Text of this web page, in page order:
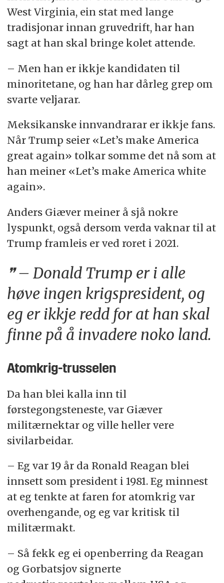
West Virginia, ein stat med lange
tradisjonar innan gruvedrift, har han
sagt at han skal bringe kolet attende.
– Men han er ikkje kandidaten til
minoritetane, og han har dårleg grep om
svarte veljarar.
Meksikanske innvandrarar er ikkje fans.
Når Trump seier «Let’s make America
great again» tolkar somme det nå som at
han meiner «Let’s make America white
again».
Anders Giæver meiner å sjå nokre
lyspunkt, også dersom verda vaknar til at
Trump framleis er ved roret i 2021.
– Donald Trump er i alle
høve ingen krigspresident, og
eg er ikkje redd for at han skal
finne på å invadere noko land.
Atomkrig-trusselen
Da han blei kalla inn til
førstegongsteneste, var Giæver
militærnektar og ville heller vere
sivilarbeidar.
– Eg var 19 år da Ronald Reagan blei
innsett som president i 1981. Eg minnest
at eg tenkte at faren for atomkrig var
overhengande, og eg var kritisk til
militærmakt.
– Så fekk eg ei openberring da Reagan
og Gorbatsjov signerte